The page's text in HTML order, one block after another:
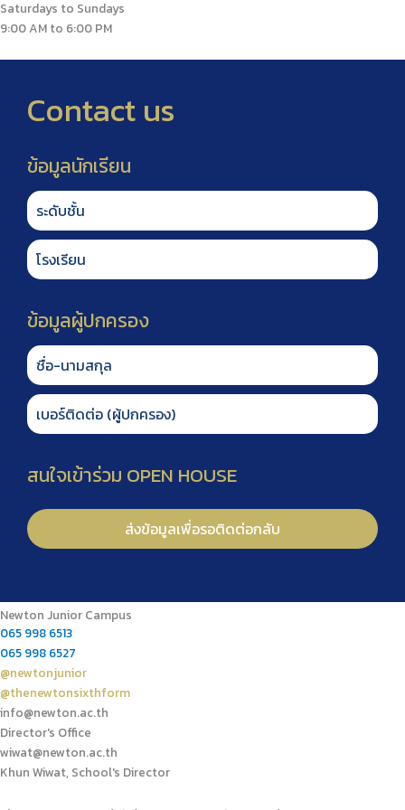
Saturdays to Sundays
9:00 AM to 6:00 PM
Newton Junior Campus
065 998 6513
065 998 6527
@newtonjunior
@thenewtonsixthform
info@newton.ac.th
Director's Office
wiwat@newton.ac.th
Khun Wiwat, School's Director